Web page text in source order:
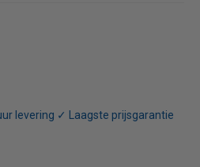
levering ✓ Laagste prijsgarantie